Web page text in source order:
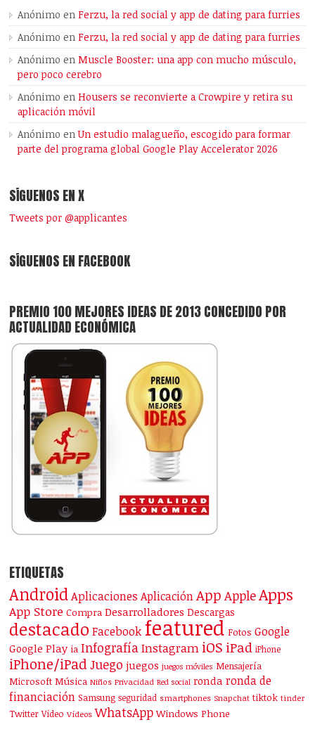
Anónimo enFerzu, la red social y app de dating para furries
Anónimo enFerzu, la red social y app de dating para furries
Anónimo enMuscle Booster: una app con mucho músculo,
pero poco cerebro
Anónimo enHousers se reconvierte a Crowpire y retira su
aplicación móvil
Anónimo enUn estudio malagueño, escogido para formar
parte del programa global Google Play Accelerator 2026
SÍGUENOS EN X
Tweets por @applicantes
SÍGUENOS EN FACEBOOK
PREMIO 100 MEJORES IDEAS DE 2013 CONCEDIDO POR
ACTUALIDAD ECONÓMICA
ETIQUETAS
Android Aplicaciones Aplicación App AppleApps
App Store Compra Desarrolladores Descargas
destacado Facebook featured Fotos Google
Google Play ia InfografíaInstagram iOS iPad iPhone
iPhone/iPad Juego juegos juegos móviles Mensajería
Microsoft Música Niños Privacidad Red social ronda ronda de
financiación Samsung seguridad smartphones Snapchat tiktok tinder
Twitter Vídeo Vídeos WhatsApp Windows Phone